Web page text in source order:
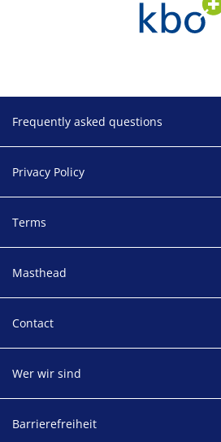
Frequently asked questions
Privacy Policy
Terms
Masthead
Contact
Wer wir sind
Barrierefreiheit